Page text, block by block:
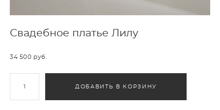
Свадебное платье Лилу
34 500 pуб.
ДОБАВИТЬ В КОРЗИНУ